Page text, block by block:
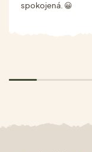
spokojená. 😀